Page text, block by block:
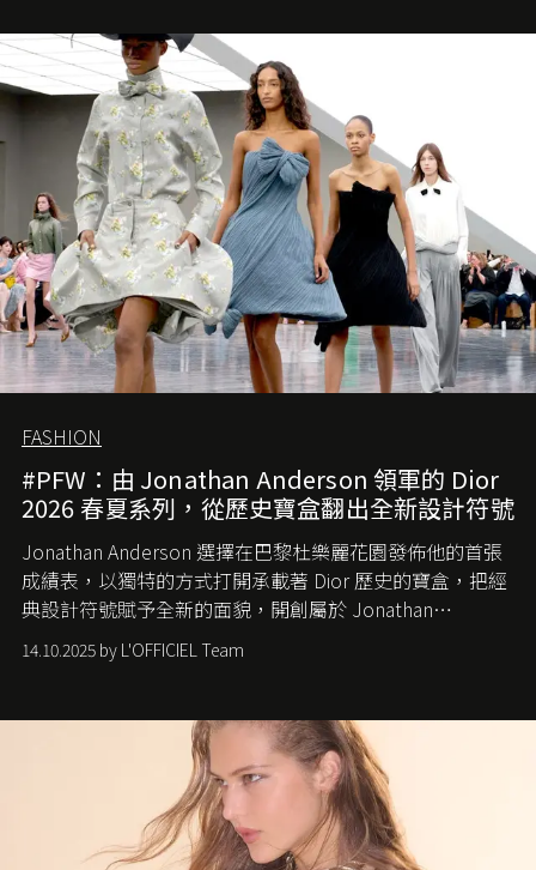
團市值一日蒸發 30 億美元，大眾擔心走得太前的 Demna
會忽略品牌的美學基礎，最後變成三不像。而從剛剛推出
的首作所造成的話題及關注度，我們便知道 Demna 沒這麼
簡單，一個嶄新的 Gucci 時代已經展開！
FASHION
#PFW：由 Jonathan Anderson 領軍的 Dior
2026 春夏系列，從歷史寶盒翻出全新設計符號
Jonathan Anderson 選擇在巴黎杜樂麗花園發佈他的首張
成績表，以獨特的方式打開承載著 Dior 歷史的寶盒，把經
典設計符號賦予全新的面貌，開創屬於 Jonathan
Anderson 的 Dior 時代。
14.10.2025 by L'OFFICIEL Team